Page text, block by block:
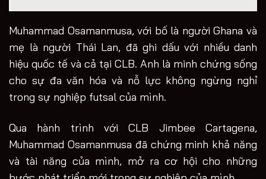
Muhammad Osamanmusa, với bố là người Ghana và
mẹ là người Thái Lan, đã ghi dấu với nhiều danh
hiệu quốc tế và cả tại CLB. Anh là minh chứng sống
cho sự đa văn hóa và nỗ lực không ngừng nghỉ
trong sự nghiệp futsal của mình.
Qua hành trình với CLB Jimbee Cartagena,
Muhammad Osamanmusa đã chứng minh khả năng
và tài năng của mình, mở ra cơ hội cho những